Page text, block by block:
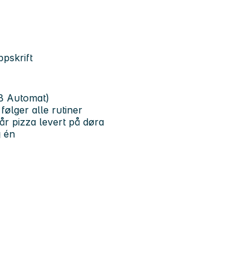
Automat)
følger alle rutiner
pizza levert på døra
én